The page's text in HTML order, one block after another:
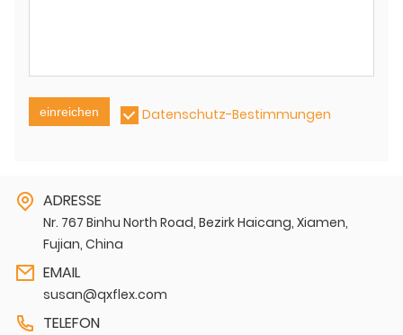
einreichen Datenschutz-Bestimmungen
ADRESSE
Nr. 767 Binhu North Road, Bezirk Haicang, Xiamen,
Fujian, China
EMAIL
susan@qxflex.com
TELEFON